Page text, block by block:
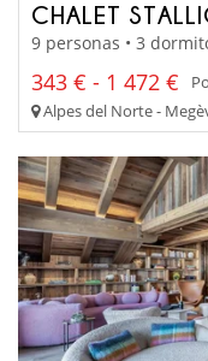
CHALET
9 personas • 3
343 € - 1 472 €
Alpes del Norte -